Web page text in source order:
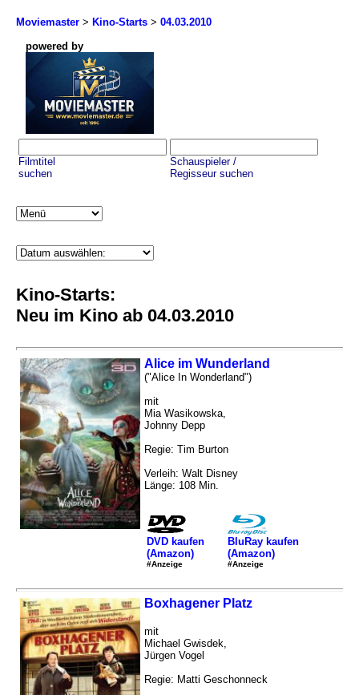
Moviemaster > Kino-Starts > 04.03.2010
powered by
Filmtitel
suchen
Schauspieler /
Regisseur suchen
Kino-Starts:
Neu im Kino ab 04.03.2010
Alice im Wunderland
("Alice In Wonderland")
mit
Mia Wasikowska,
Johnny Depp
Regie: Tim Burton
Verleih: Walt Disney
Länge: 108 Min.
DVD kaufen
(Amazon)
#Anzeige
BluRay kaufen
(Amazon)
#Anzeige
Boxhagener Platz
mit
Michael Gwisdek,
Jürgen Vogel
Regie: Matti Geschonneck